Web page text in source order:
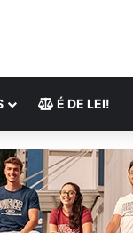
É DE LEI!